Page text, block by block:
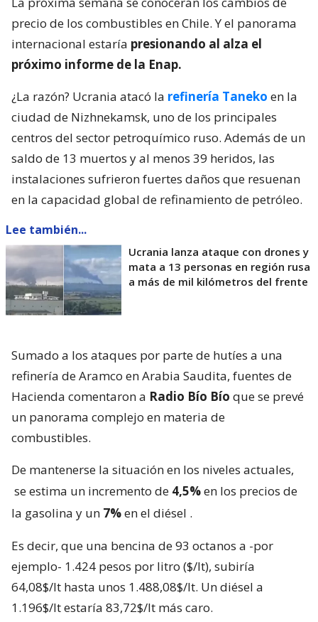
precio de los combustibles en Chile. Y el panorama
internacional estaría presionando al alza el
próximo informe de la Enap.
¿La razón? Ucrania atacó la refinería Taneko en la
ciudad de Nizhnekamsk, uno de los principales
centros del sector petroquímico ruso. Además de un
saldo de 13 muertos y al menos 39 heridos, las
instalaciones sufrieron fuertes daños que resuenan
en la capacidad global de refinamiento de petróleo.
Lee también...
Ucrania lanza ataque con drones y
mata a 13 personas en región rusa
a más de mil kilómetros del frente
Sumado a los ataques por parte de hutíes a una
refinería de Aramco en Arabia Saudita, fuentes de
Hacienda comentaron a Radio Bío Bío que se prevé
un panorama complejo en materia de
combustibles.
De mantenerse la situación en los niveles actuales,
se estima un incremento de 4,5%en los precios de
la gasolina y un 7%en el diésel .
Es decir, que una bencina de 93 octanos a -por
ejemplo- 1.424 pesos por litro ($/lt), subiría
64,08$/lt hasta unos 1.488,08$/lt. Un diésel a
1.196$/lt estaría 83,72$/lt más caro.